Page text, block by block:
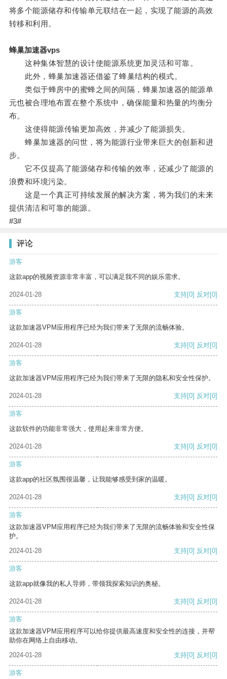
将多个能源储存和传输单元联结在一起，实现了能源的高效
转移和利用。
蜂巢加速器vps
这种集体智慧的设计使能源系统更加灵活和可靠。
此外，蜂巢加速器还借鉴了蜂巢结构的模式。
类似于蜂房中的蜜蜂之间的间隔，蜂巢加速器的能源单
元也被合理地布置在整个系统中，确保能量和热量的均衡分
布。
这使得能源传输更加高效，并减少了能源损失。
蜂巢加速器的问世，将为能源行业带来巨大的创新和进
步。
它不仅提高了能源储存和传输的效率，还减少了能源的
浪费和环境污染。
这是一个真正可持续发展的解决方案，将为我们的未来
提供清洁和可靠的能源。
#3#
评论
游客
这款app的视频资源非常丰富，可以满足我不同的娱乐需求。
2024-01-28 支持[0] 反对[0]
游客
这款加速器VPM应用程序已经为我们带来了无限的流畅体验。
2024-01-28 支持[0] 反对[0]
游客
这款加速器VPM应用程序已经为我们带来了无限的隐私和安全性保护。
2024-01-28 支持[0] 反对[0]
游客
这款软件的功能非常强大，使用起来非常方便。
2024-01-28 支持[0] 反对[0]
游客
这款app的社区氛围很温馨，让我能够感受到家的温暖。
2024-01-28 支持[0] 反对[0]
游客
这款加速器VPM应用程序已经为我们带来了无限的流畅体验和安全性保
护。
2024-01-28
支持[0] 反对[0]
游客
这款app就像我的私人导师，带领我探索知识的奥秘。
2024-01-28 支持[0] 反对[0]
游客
这款加速器VPM应用程序可以给你提供最高速度和安全性的连接，并帮
助你在网络上自由移动。
2024-01-28
支持[0] 反对[0]
游客